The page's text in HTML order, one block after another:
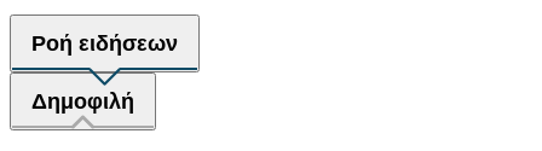
Ροή ειδήσεων
Δημοφιλή